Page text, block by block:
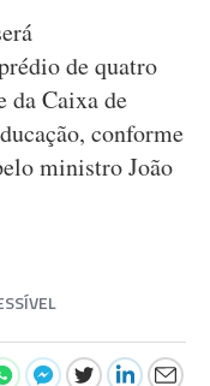
de quatro
da Caixa de
conforme
ministro João